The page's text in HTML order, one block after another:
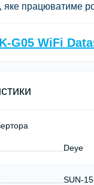
яке працюватиме
G05 WiFi
Deye
SUN-